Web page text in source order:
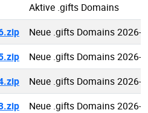
Aktive .gifts Domains
Neue .gifts Domains 2026-
Neue .gifts Domains 2026-
Neue .gifts Domains 2026-
Neue .gifts Domains 2026-